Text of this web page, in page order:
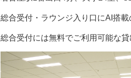
総合受付・ラウンジ入り口にAI搭載
総合受付には無料でご利用可能な